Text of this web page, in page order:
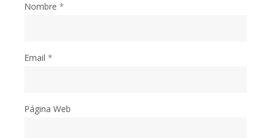
Nombre *
Email *
Página Web